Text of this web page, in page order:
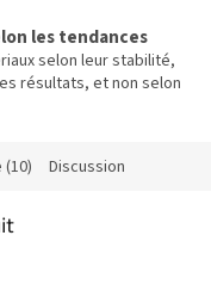
les tendances
selon leur stabilité,
résultats, et non selon
Discussion